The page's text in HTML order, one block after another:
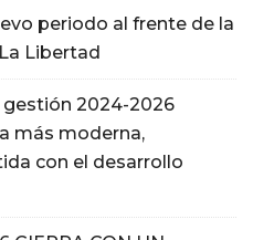
periodo al frente de la
Libertad
gestión 2024-2026
más moderna,
con el desarrollo